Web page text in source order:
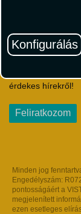
Konfigurálás
Hírlevél
Iratkozzon fel
érdekes hírekről!
Feliratkozom
Minden jog
Engedélyszám:
pontosságáért a
megjelenített
ezen esetleges